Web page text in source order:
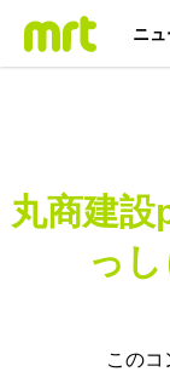
ニュ
丸商建
っ
このコ